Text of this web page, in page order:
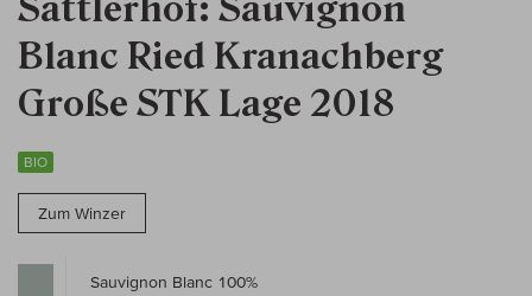
Sattlerhof: Sauvignon
Blanc Ried Kranachberg
Große STK Lage 2018
BIO
Zum Winzer
Sauvignon Blanc 100%